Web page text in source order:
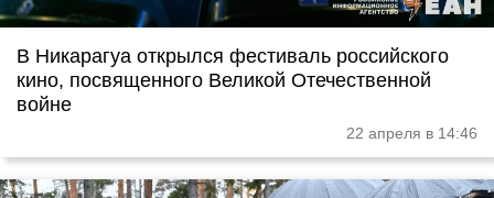
В Никарагуа открылся фестиваль российского
кино, посвященного Великой Отечественной
войне
22 апреля в 14:46